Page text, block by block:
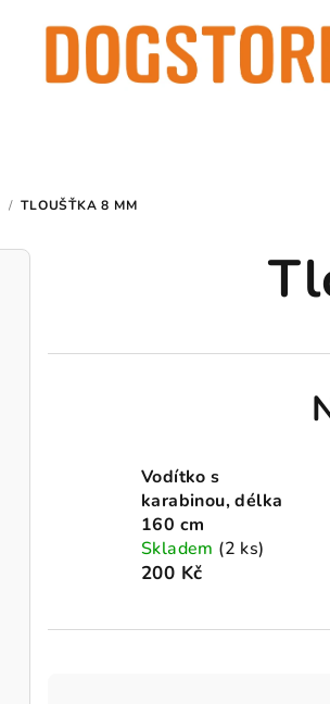
/ TLOUŠŤKA 8 MM
Vodítko s
karabinou, délka
160 cm
Skladem (2 ks)
200 Kč